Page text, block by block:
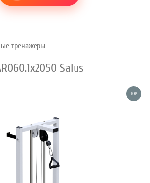
тренажеры
Salus
TOP